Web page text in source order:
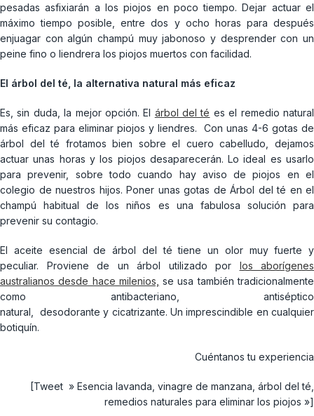
pesadas asfixiarán a los piojos en poco tiempo. Dejar actuar el
máximo tiempo posible, entre dos y ocho horas para después
enjuagar con algún champú muy jabonoso y desprender con un
peine fino o liendrera los piojos muertos con facilidad.
El árbol del té, la alternativa natural más eficaz
Es, sin duda, la mejor opción. El árbol del té es el remedio natural
más eficaz para eliminar piojos y liendres. Con unas 4-6 gotas de
árbol del té frotamos bien sobre el cuero cabelludo, dejamos
actuar unas horas y los piojos desaparecerán. Lo ideal es usarlo
para prevenir, sobre todo cuando hay aviso de piojos en el
colegio de nuestros hijos. Poner unas gotas de Árbol del té en el
champú habitual de los niños es una fabulosa solución para
prevenir su contagio.
El aceite esencial de árbol del té tiene un olor muy fuerte y
peculiar. Proviene de un árbol utilizado por los aborígenes
australianos desde hace milenios, se usa también tradicionalmente
como antibacteriano, antiséptico
natural, desodorante y cicatrizante. Un imprescindible en cualquier
botiquín.
Cuéntanos tu experiencia
[Tweet » Esencia lavanda, vinagre de manzana, árbol del té,
remedios naturales para eliminar los piojos »]